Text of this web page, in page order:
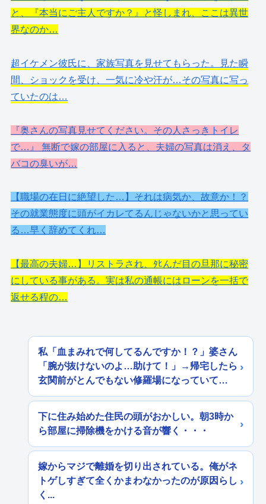
と、『本当にご主人ですか？』と怪しまれ、ここは異世
界なのか…
超イケメン彼氏に、家族写真を見せてもらった。見た瞬
間、ショックを受け、一気に冷や汗が…その写真に写っ
ていたのは…
『奥さんの写真見せてください。その人さっきトイレ
で…』 無断で嫁の部屋に入ると、夫婦の写真は消え、タ
バコの臭いが…
【職場の在日に絶望した…】それは病気か、故意か！？
その就業態度に頭がイカレてるんじゃないかと思ってい
る…早く辞めてくれ…
【最高の夫婦…】リストラされ、ﾀﾋんだ目の旦那に秘密
にしている事がある。実は私の通帳にはローンを一括で
返せる程の…
私「血まみれで何してるんですか！？」婆さん
「腕が抜けないのよ…助けて！」→帰宅したら
玄関前がとんでもない修羅場になっていて…
下に住み始めた住民の頭がおかしい。朝3時か
ら部屋に掃除機をかける音が響く・・・
嫁からマジで離婚を切り出されている。俺がネ
トゲしすぎて全くかまわなかったのが原因らし
く...